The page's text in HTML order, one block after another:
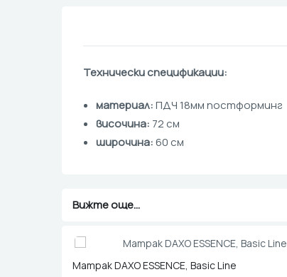
Технически спецификации:
материал:ПДЧ 18мм постформинг
височина: 72 см
широчина:60 см
Вижте още...
Матрак DAXO ESSENCE, Basic Line